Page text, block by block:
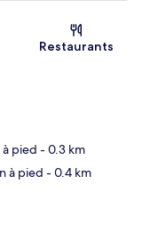
Restaurants
pied - 0.3 km
à pied - 0.4 km